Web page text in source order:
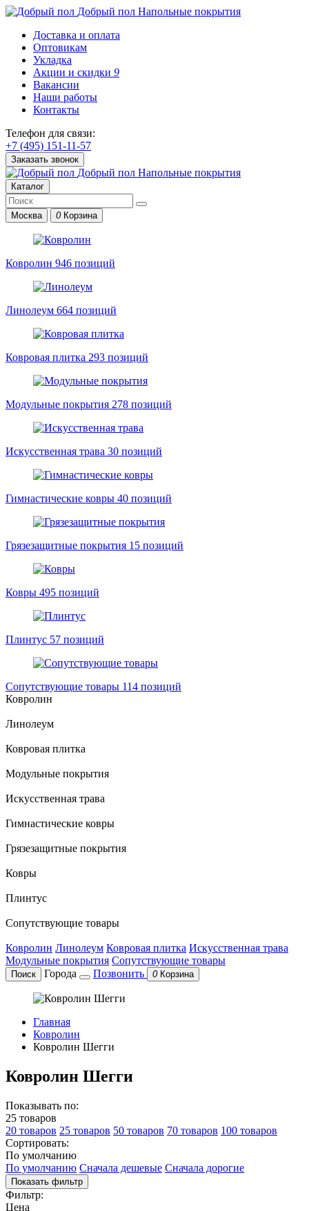
Добрый пол Напольные покрытия
Доставка и оплата
Оптовикам
Укладка
Акции и скидки 9
Вакансии
Наши работы
Контакты
Телефон для связи:
+7 (495) 151-11-57
Заказать звонок
Добрый пол Напольные покрытия
Каталог
Москва 0 Корзина
Ковролин 946 позиций
Линолеум 664 позиций
Ковровая плитка 293 позиций
Модульные покрытия 278 позиций
Искусственная трава 30 позиций
Гимнастические ковры 40 позиций
Грязезащитные покрытия 15 позиций
Ковры 495 позиций
Плинтус 57 позиций
Сопутствующие товары 114 позиций
Ковролин
Линолеум
Ковровая плитка
Модульные покрытия
Искусственная трава
Гимнастические ковры
Грязезащитные покрытия
Ковры
Плинтус
Сопутствующие товары
Ковролин Линолеум Ковровая плитка Искусственная трава
Модульные покрытия Сопутствующие товары
Поиск Города Позвонить 0 Корзина
Главная
Ковролин
Ковролин Шегги
Ковролин Шегги
Показывать по:
25 товаров
20 товаров 25 товаров 50 товаров 70 товаров 100 товаров
Сортировать:
По умолчанию
По умолчанию Сначала дешевые Сначала дорогие
Показать фильтр
Фильтр:
Цена